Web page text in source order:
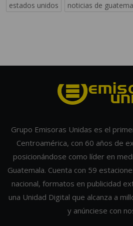
estados unidos
noticias de
Grupo Emisoras Unidas es el
Centroamérica, con 60 años de
posicionándose como líder en
Guatemala. Cuenta con 59
nacional, formatos en publicidad
una Unidad Digital que alcanza a
y anúnciese con